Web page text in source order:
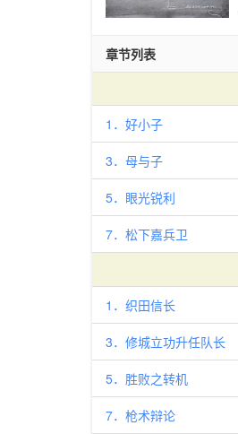
章节列表
1．好小子
3．母与子
5．眼光锐利
7．松下嘉兵卫
1．织田信长
3．修城立功升任队长
5．胜败之转机
7．枪术辩论